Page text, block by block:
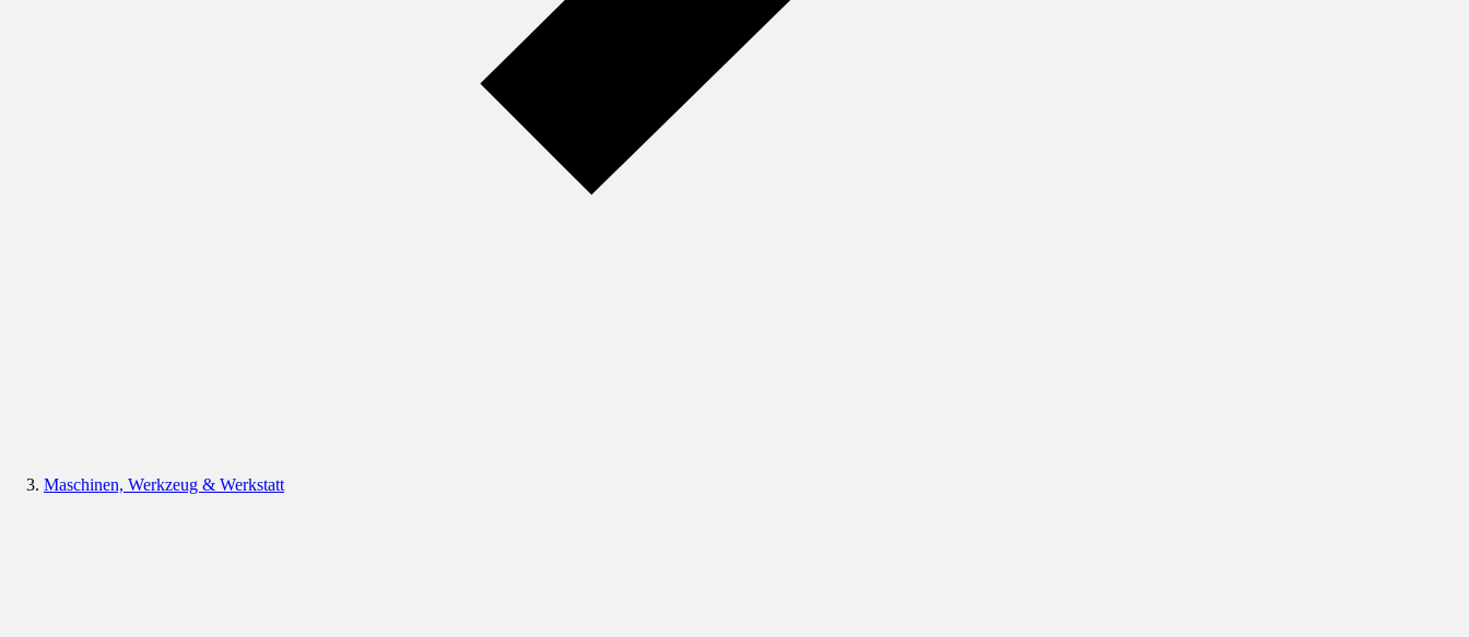
Maschinen, Werkzeug & Werkstatt